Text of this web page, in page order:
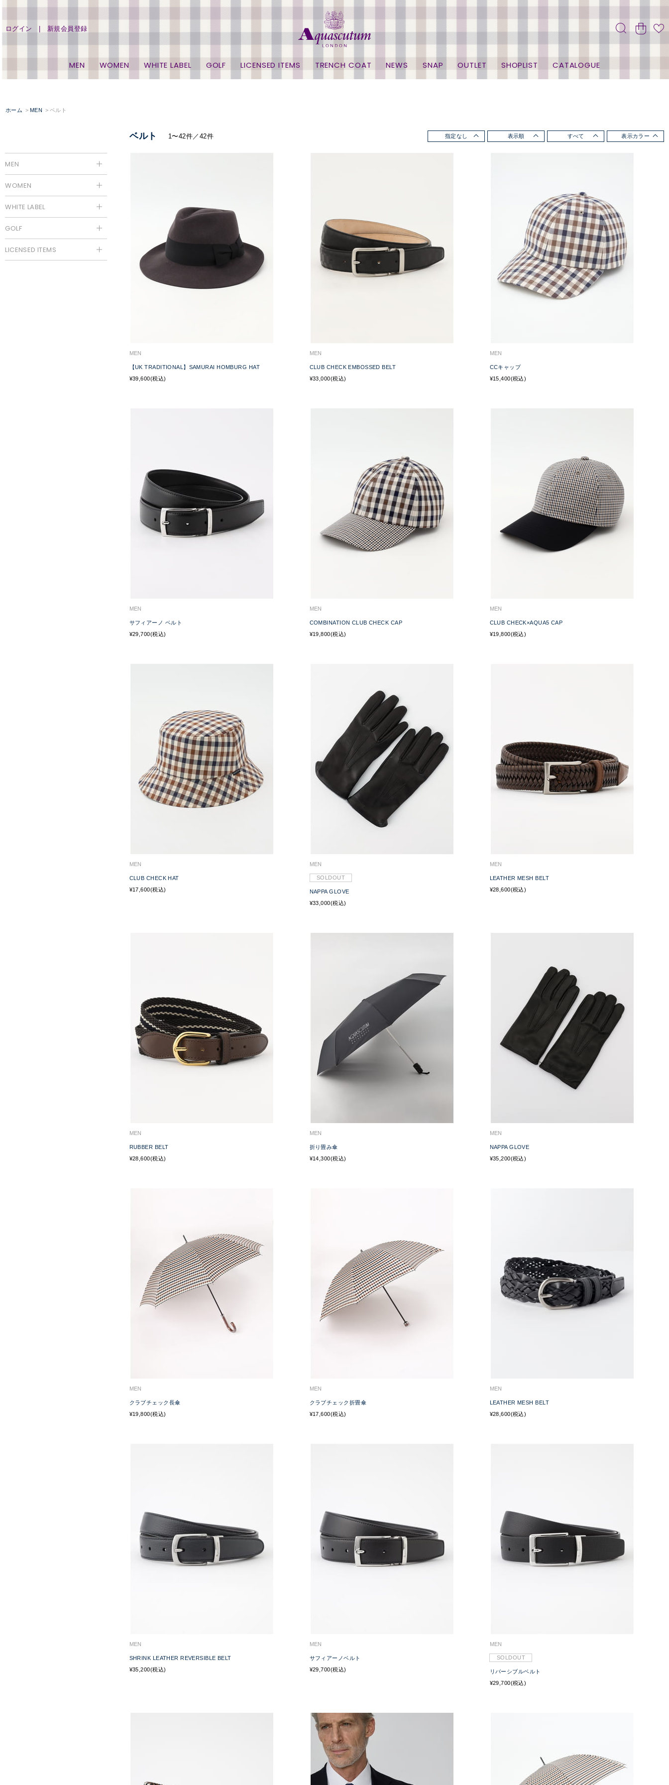
ログイン 新規会員登録
MEN WOMEN WHITE LABEL GOLF LICENSED ITEMS TRENCH COAT NEWS SNAP OUTLET SHOPLIST CATALOGUE
ホーム MEN ベルト
ベルト 1〜42件／42件 指定なし 表示順 すべて 表示カラー
MEN
WOMEN
WHITE LABEL
GOLF
LICENSED ITEMS
MEN
【UK TRADITIONAL】SAMURAI HOMBURG HAT
¥39,600(税込)
MEN
CLUB CHECK EMBOSSED BELT
¥33,000(税込)
MEN
CCキャップ
¥15,400(税込)
MEN
サフィアーノ ベルト
¥29,700(税込)
MEN
COMBINATION CLUB CHECK CAP
¥19,800(税込)
MEN
CLUB CHECK×AQUA5 CAP
¥19,800(税込)
MEN
CLUB CHECK HAT
¥17,600(税込)
MEN
SOLDOUT
NAPPA GLOVE
¥33,000(税込)
MEN
LEATHER MESH BELT
¥28,600(税込)
MEN
RUBBER BELT
¥28,600(税込)
MEN
折り畳み傘
¥14,300(税込)
MEN
NAPPA GLOVE
¥35,200(税込)
MEN
クラブチェック長傘
¥19,800(税込)
MEN
クラブチェック折畳傘
¥17,600(税込)
MEN
LEATHER MESH BELT
¥28,600(税込)
MEN
SHRINK LEATHER REVERSIBLE BELT
¥35,200(税込)
MEN
サフィアーノベルト
¥29,700(税込)
MEN
SOLDOUT
リバーシブルベルト
¥29,700(税込)